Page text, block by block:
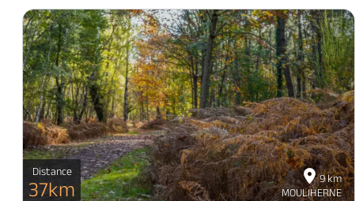
9 km
MOULIHERNE
Distance
37km